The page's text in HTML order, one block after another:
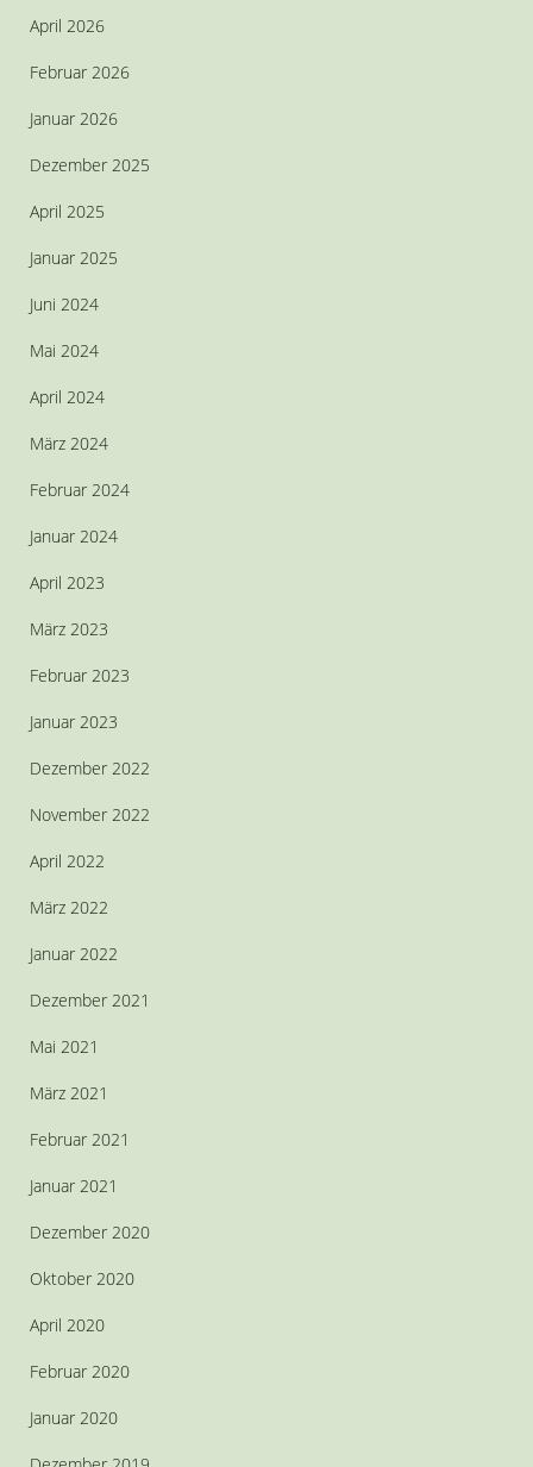
April 2026
Februar 2026
Januar 2026
Dezember 2025
April 2025
Januar 2025
Juni 2024
Mai 2024
April 2024
März 2024
Februar 2024
Januar 2024
April 2023
März 2023
Februar 2023
Januar 2023
Dezember 2022
November 2022
April 2022
März 2022
Januar 2022
Dezember 2021
Mai 2021
März 2021
Februar 2021
Januar 2021
Dezember 2020
Oktober 2020
April 2020
Februar 2020
Januar 2020